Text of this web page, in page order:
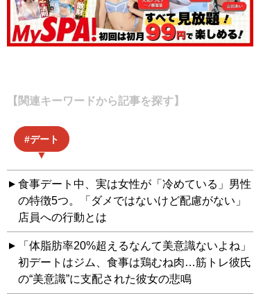
【関連キーワードから記事を探す】
デート
食事デート中、実は女性が「冷めている」男性
の特徴5つ。「ダメではないけど配慮がない」
店員への行動とは
「体脂肪率20%超えるなんて美意識ないよね」
初デートはジム、食事は鶏むね肉…筋トレ彼氏
の“美意識”に支配された彼女の悲鳴